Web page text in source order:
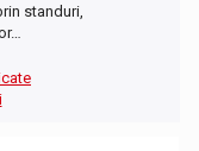
standuri,